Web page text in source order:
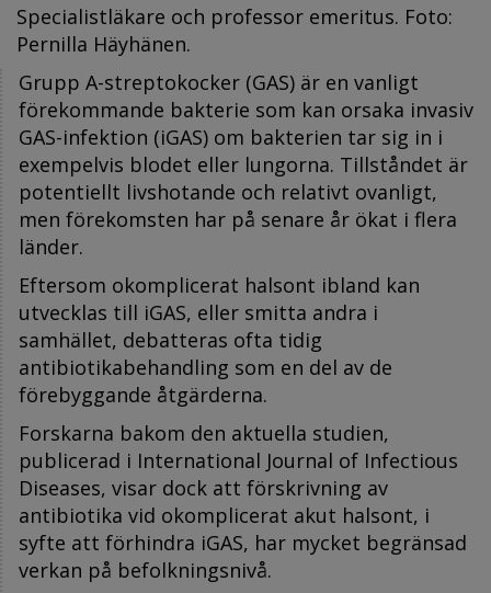
Specialistläkare och professor emeritus. Foto:
Pernilla Häyhänen.
Grupp A-streptokocker (GAS) är en vanligt
förekommande bakterie som kan orsaka invasiv
GAS-infektion (iGAS) om bakterien tar sig in i
exempelvis blodet eller lungorna. Tillståndet är
potentiellt livshotande och relativt ovanligt,
men förekomsten har på senare år ökat i flera
länder.
Eftersom okomplicerat halsont ibland kan
utvecklas till iGAS, eller smitta andra i
samhället, debatteras ofta tidig
antibiotikabehandling som en del av de
förebyggande åtgärderna.
Forskarna bakom den aktuella studien,
publicerad i International Journal of Infectious
Diseases, visar dock att förskrivning av
antibiotika vid okomplicerat akut halsont, i
syfte att förhindra iGAS, har mycket begränsad
verkan på befolkningsnivå.